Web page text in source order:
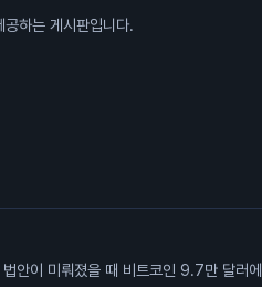
하는 게시판입니다.
안이 미뤄졌을 때 비트코인 9.7만 달러에